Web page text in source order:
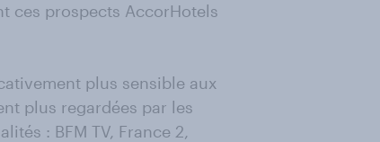
ces prospects AccorHotels
plus sensible aux
plus regardées par les
: BFM TV, France 2,